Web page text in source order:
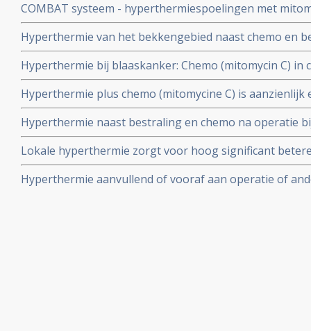
COMBAT systeem - hyperthermiespoelingen met
blaaskankerpatienten wordt ook toegepast in
en geeft goede resultaten in voorkomen van recidief.
Hyperthermie van het bekkengebied naast chemo en
verbetert de 5-jaars overall overleving met 23 procent
procent vs alleen bestralen.
Hyperthermie bij blaaskanker: Chemo (mitomycin C)
significant effectiever dan chemo alleen ter
na operatie en BCC.
Hyperthermie plus chemo (mitomycine C) is aanzienlijk
om een recidief te voorkomen van blaaskanker na
Hyperthermie naast bestraling en chemo na operatie
T2) met verhoogd risico op recidief geeft goede
ziektevrije tijd historisch vergeleken
Lokale hyperthermie zorgt voor hoog significant
blaaskankerpatiënten tegenover alleen chemo, aldus
Hyperthermie aanvullend of vooraf aan operatie of